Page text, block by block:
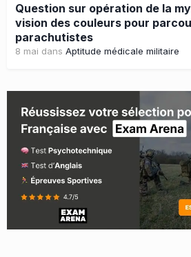
Question sur opération de la
vision des couleurs pour
parachutistes
8 mai dans Aptitude médicale militaire